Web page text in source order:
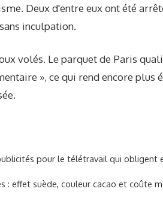
Deux d'entre eux ont été
inculpation.
volés. Le parquet de Paris
», ce qui rend encore plus
pour le télétravail qui obligent
: effet suède, couleur cacao et coûte